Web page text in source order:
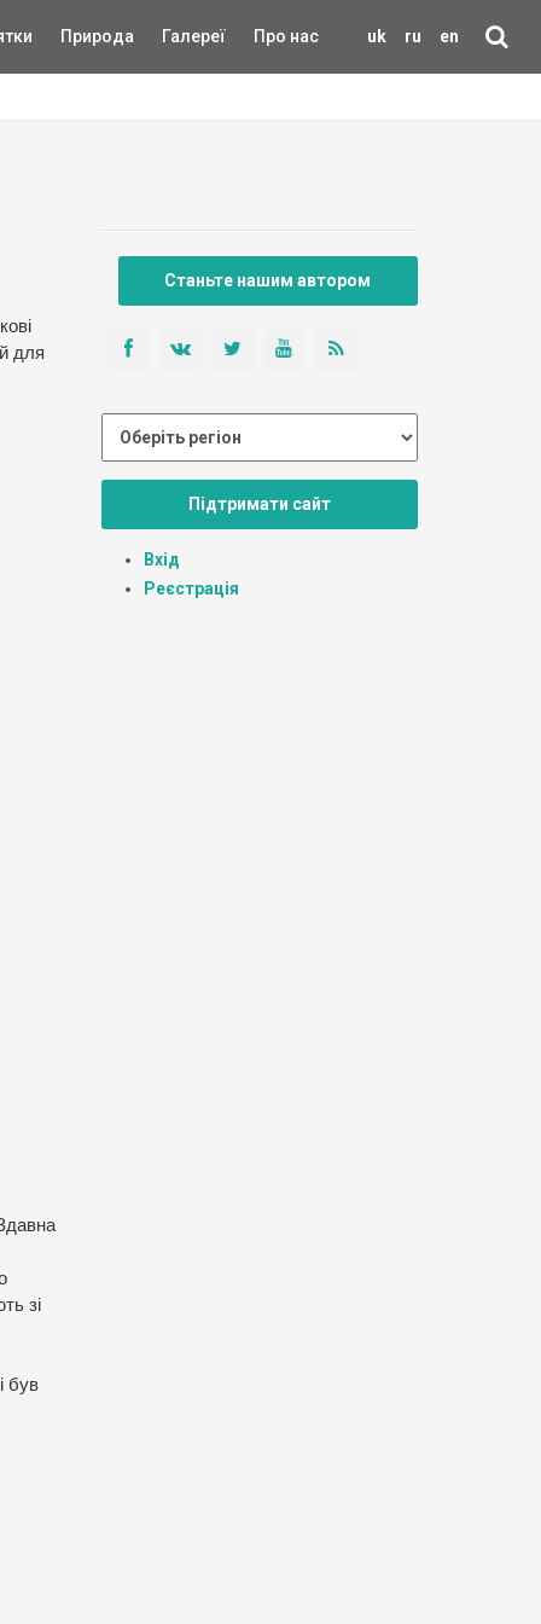
uk ru en
Природа Галереї Про нас
для
зі
був
Станьте нашим автором
Підтримати сайт
Вхід
Реєстрація